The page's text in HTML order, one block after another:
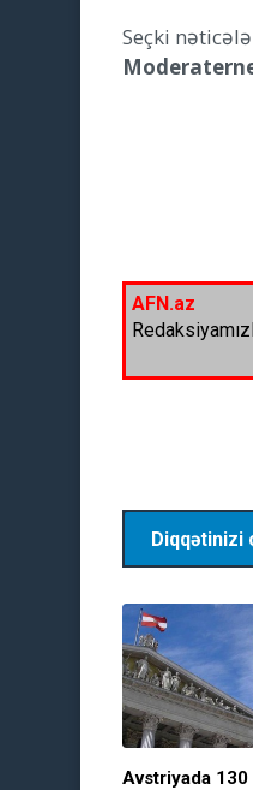
Seçki
AFN.az
Diqqətinizi
Avstriyada